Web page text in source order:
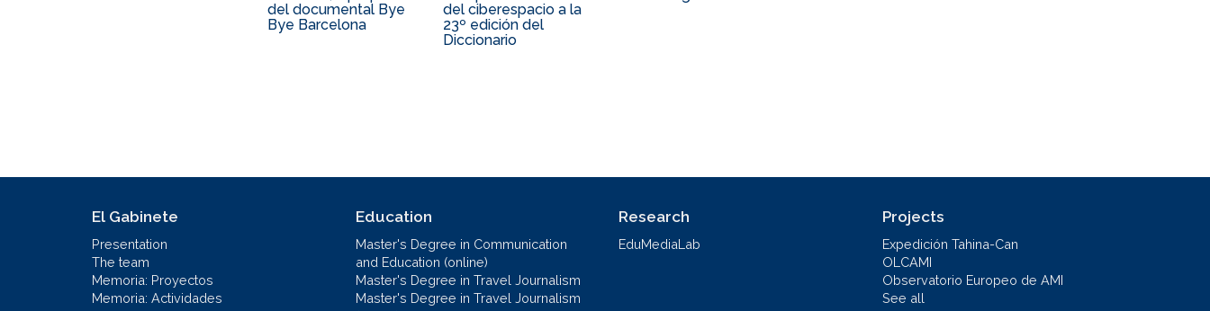
del documental Bye
Bye Barcelona
del ciberespacio a la
23º edición del
Diccionario
El Gabinete
Presentation
The team
Memoria: Proyectos
Memoria: Actividades
Education
Master's Degree in Communication
and Education (online)
Master's Degree in Travel Journalism
Master's Degree in Travel Journalism
Research
EduMediaLab
Projects
Expedición Tahina-Can
OLCAMI
Observatorio Europeo de AMI
See all